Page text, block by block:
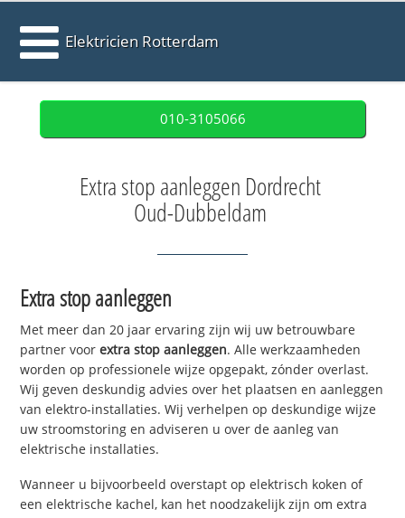
Elektricien Rotterdam
010-3105066
Extra stop aanleggen Dordrecht
Oud-Dubbeldam
Extra stop aanleggen
Met meer dan 20 jaar ervaring zijn wij uw betrouwbare
partner voorextra stop aanleggen. Alle werkzaamheden
worden op professionele wijze opgepakt, zónder overlast.
Wij geven deskundig advies over het plaatsen en aanleggen
van elektro-installaties. Wij verhelpen op deskundige wijze
uw stroomstoring en adviseren u over de aanleg van
elektrische installaties.
Wanneer u bijvoorbeeld overstapt op elektrisch koken of
een elektrische kachel, kan het noodzakelijk zijn om extra